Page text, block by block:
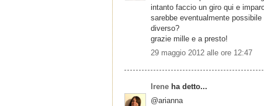
intanto faccio un giro qui e
sarebbe eventualmente
diverso?
grazie mille e a presto!
29 maggio 2012 alle ore 12:47
Irene ha detto...
@arianna